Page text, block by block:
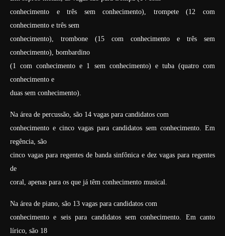
conhecimento e três sem conhecimento), trompete (12 com
conhecimento e três sem
conhecimento), trombone (15 com conhecimento e três sem
conhecimento), bombardino
(1 com conhecimento e 1 sem conhecimento) e tuba (quatro com
conhecimento e
duas sem conhecimento).
Na área de percussão, são 14 vagas para candidatos com
conhecimento e cinco vagas para candidatos sem conhecimento. Em
regência, são
cinco vagas para regentes de banda sinfônica e dez vagas para regentes
de
coral, apenas para os que já têm conhecimento musical.
Na área de piano, são 13 vagas para candidatos com
conhecimento e seis para candidatos sem conhecimento. Em canto
lírico, são 18